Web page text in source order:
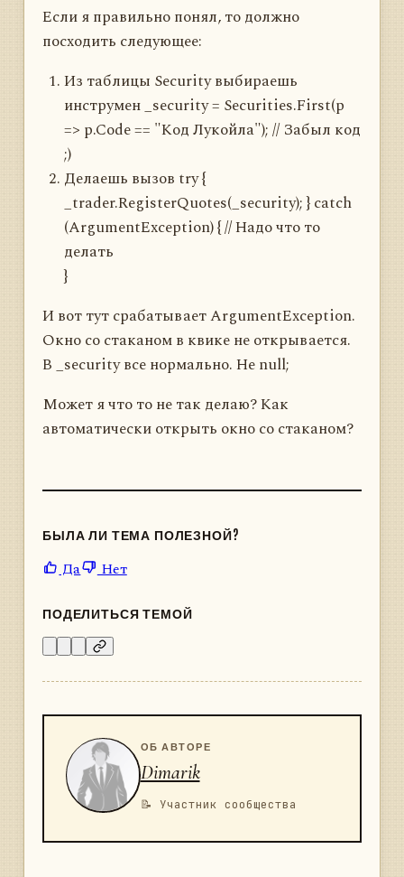
Если я правильно понял, то должно
посходить следующее:
Из таблицы Security выбираешь
инструмен _security = Securities.First(p
=> p.Code == "Код Лукойла"); // Забыл код
;)
Делаешь вызов try {
_trader.RegisterQuotes(_security); } catch
(ArgumentException) { // Надо что то
делать
}
И вот тут срабатывает ArgumentException.
Окно со стаканом в квике не открывается.
В _security все нормально. Не null;
Может я что то не так делаю? Как
автоматически открыть окно со стаканом?
БЫЛА ЛИ ТЕМА ПОЛЕЗНОЙ?
Да Нет
ПОДЕЛИТЬСЯ ТЕМОЙ
ОБ АВТОРЕ
Dimarik
📝 Участник сообщества